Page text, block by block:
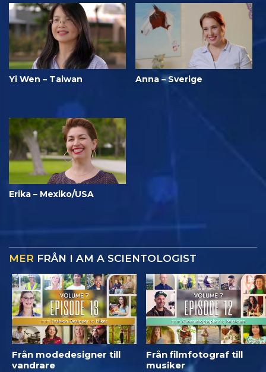
Yi Wen – Taiwan Anna – Sverige
Erika – Mexiko/USA
MER FRÅN I AM A SCIENTOLOGIST
Från modedesigner till
vandrare
Från filmfotograf till
musiker